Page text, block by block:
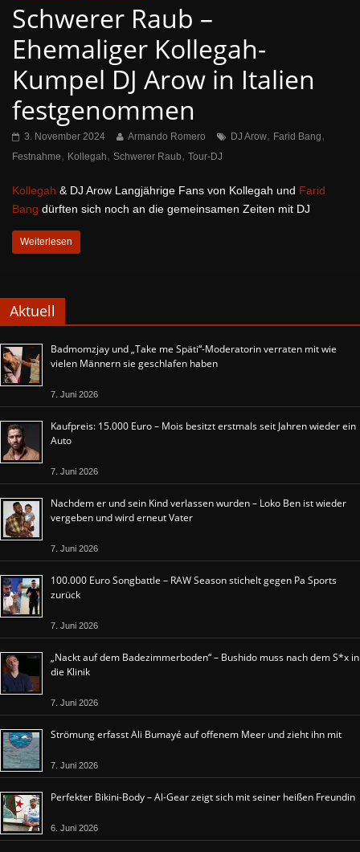
Schwerer Raub –
Ehemaliger Kollegah-
Kumpel DJ Arow in Italien
festgenommen
3. November 2024 Armando Romero DJ Arow, Farid Bang,
Festnahme, Kollegah, Schwerer Raub, Tour-DJ
Kollegah & DJ Arow Langjährige Fans von Kollegah und Farid
Bang dürften sich noch an die gemeinsamen Zeiten mit DJ
Weiterlesen
Aktuell
Badmomzjay und „Take me Späti“-Moderatorin verraten mit wie
vielen Männern sie geschlafen haben
7. Juni 2026
Kaufpreis: 15.000 Euro – Mois besitzt erstmals seit Jahren wieder ein
Auto
7. Juni 2026
Nachdem er und sein Kind verlassen wurden – Loko Ben ist wieder
vergeben und wird erneut Vater
7. Juni 2026
100.000 Euro Songbattle – RAW Season stichelt gegen Pa Sports
zurück
7. Juni 2026
„Nackt auf dem Badezimmerboden“ – Bushido muss nach dem S*x in
die Klinik
7. Juni 2026
Strömung erfasst Ali Bumayé auf offenem Meer und zieht ihn mit
7. Juni 2026
Perfekter Bikini-Body – Al-Gear zeigt sich mit seiner heißen Freundin
6. Juni 2026